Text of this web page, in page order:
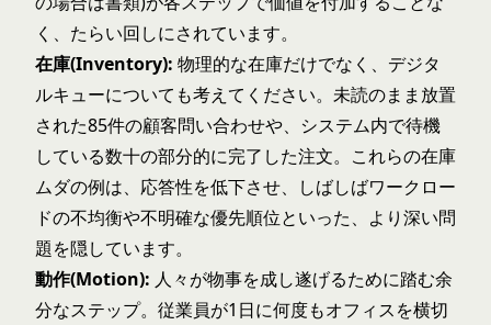
く、たらい回しにされています。
在庫(Inventory): 物理的な在庫だけでなく、デジタ
ルキューについても考えてください。未読のまま放置
された85件の顧客問い合わせや、システム内で待機
している数十の部分的に完了した注文。これらの在庫
ムダの例は、応答性を低下させ、しばしばワークロー
ドの不均衡や不明確な優先順位といった、より深い問
題を隠しています。
動作(Motion): 人々が物事を成し遂げるために踏む余
分なステップ。従業員が1日に何度もオフィスを横切